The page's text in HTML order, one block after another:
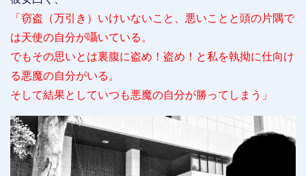
「窃盗（万引き）いけいないこと、悪いことと頭の片隅で
は天使の自分が囁いている。
でもその思いとは裏腹に盗め！盗め！と私を執拗に仕向け
る悪魔の自分がいる。
そして結果としていつも悪魔の自分が勝ってしまう」